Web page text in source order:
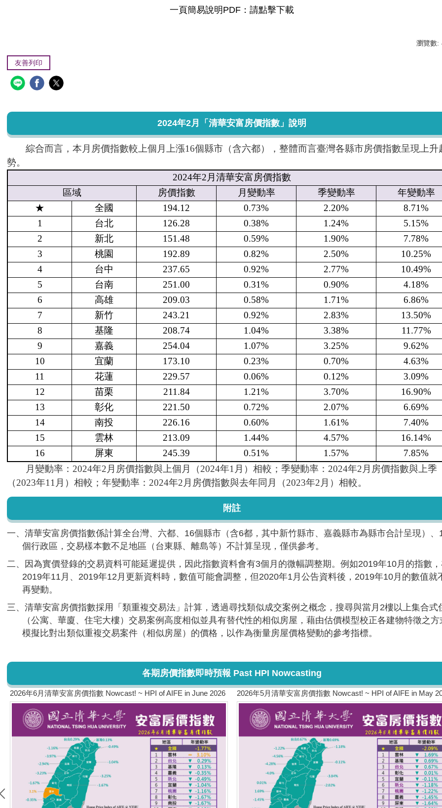
一頁簡易說明PDF：請點擊下載
瀏覽數:
友善列印
2024年2月「清華安富房價指數」說明
綜合而言，本月房價指數較上個月上漲16個縣市（含六都），整體而言臺灣各縣市房價指數呈現上升
勢。
2024年2 月清華安富房價指數
區域
房價指數 月變動率 季變動率
年變動率
★
全國 194.12 0.73% 2.20%
8.71%
1
台北 126.28 0.38% 1.24%
5.15%
2
新北 151.48 0.59% 1.90%
7.78%
3
桃園 192.89 0.82% 2.50%
10.25%
4
台中 237.65 0.92% 2.77%
10.49%
5
台南 251.00 0.31% 0.90%
4.18%
6
高雄 209.03 0.58% 1.71%
6.86%
7
新竹 243.21 0.92% 2.83%
13.50%
8
基隆 208.74 1.04% 3.38%
11.77%
9
嘉義 254.04 1.07% 3.25%
9.62%
10
宜蘭 173.10 0.23% 0.70%
4.63%
11
花蓮 229.57 0.06% 0.12%
3.09%
12
苗栗 211.84 1.21% 3.70%
16.90%
13
彰化 221.50 0.72% 2.07%
6.69%
14
南投 226.16 0.60% 1.61%
7.40%
15
雲林 213.09 1.44% 4.57%
16.14%
16
屏東 245.39 0.51% 1.57%
7.85%
月變動率：2024年2月房價指數與上個月（2024年1月）相較；季變動率：2024年2月房價指數與上季
（2023年11月）相較；年變動率：2024年2月房價指數與去年同月（2023年2月）相較。
附註
一、清華安富房價指數係計算全台灣、六都、16個縣市（含6都，其中新竹縣市、嘉義縣市為縣市合計呈現）、
個行政區，交易樣本數不足地區（台東縣、離島等）不計算呈現，僅供參考。
二、因為實價登錄的交易資料可能延遲提供，因此指數資料會有3個月的微幅調整期。例如2019年10月的指數
2019年11月、2019年12月更新資料時，數值可能會調整，但2020年1月公告資料後，2019年10月的數值就
再變動。
三、清華安富房價指數採用「類重複交易法」計算，透過尋找類似成交案例之概念，搜尋與當月2樓以上集合式
（公寓、華廈、住宅大樓）交易案例高度相似並具有替代性的相似房屋，藉由估價模型校正各建物特徵之方
模擬比對出類似重複交易案件（相似房屋）的價格，以作為衡量房屋價格變動的參考指標。
各期房價指數即時預報 Past HPI Nowcasting
2026年6月清華安富房價指數 Nowcast! ~ HPI of AIFE in June 2026 2026年5月清華安富房價指數 Nowcast! ~ HPI of AIFE in May